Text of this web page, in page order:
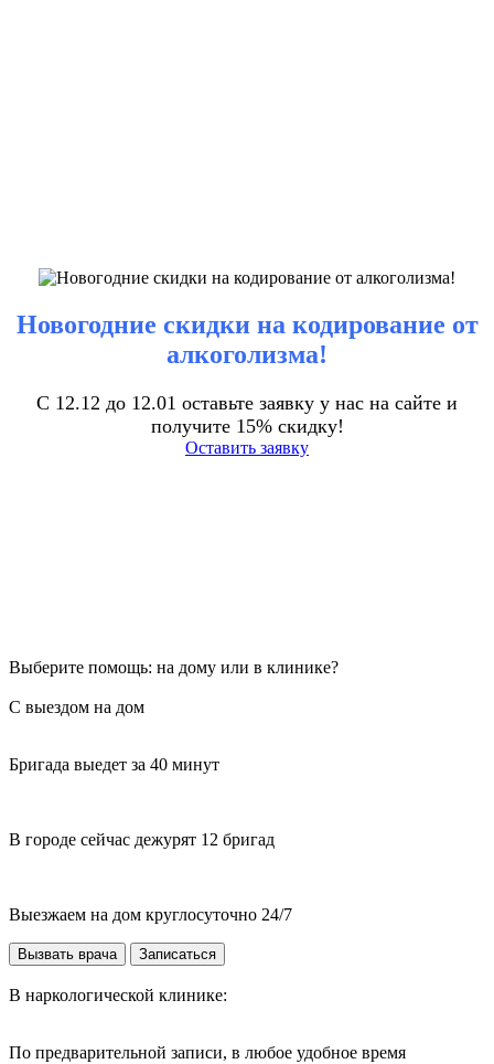
Новогодние скидки на кодирование от
алкоголизма!
С 12.12 до 12.01 оставьте заявку у нас на сайте и
получите 15% скидку!
Оставить заявку
Выберите помощь: на дому или в клинике?
С выездом на дом
Бригада выедет за 40 минут
В городе сейчас дежурят 12 бригад
Выезжаем на дом круглосуточно 24/7
Вызвать врача Записаться
В наркологической клинике:
По предварительной записи, в любое удобное время